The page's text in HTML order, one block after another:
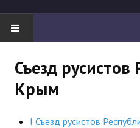
"Боевая" русистика
Съезд русистов
Крым
I Съезд русистов